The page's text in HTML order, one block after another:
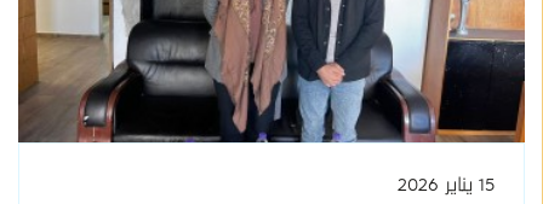
15 يناير 2026